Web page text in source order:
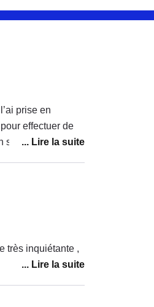
prise en
effectuer de
sers très peu.
s’enchaînent,
elle, alors
qui n’est pas
les
il est difficile de
concernent bien
surprenant sur
très inquiétante ,